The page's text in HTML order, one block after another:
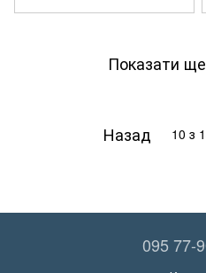
Показати
Назад 10 з
095 77-